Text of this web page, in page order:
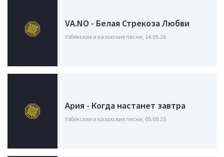
VA.NO - Белая Стрекоза Любви
Узбекские и казахские песни, 14.05.26
Ария - Когда настанет завтра
Узбекские и казахские песни, 05.09.25